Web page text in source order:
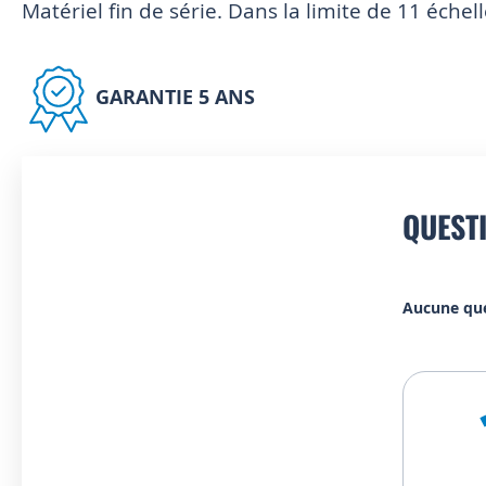
Matériel fin de série. Dans la limite de 11
GARANTIE 5 ANS
Aucune